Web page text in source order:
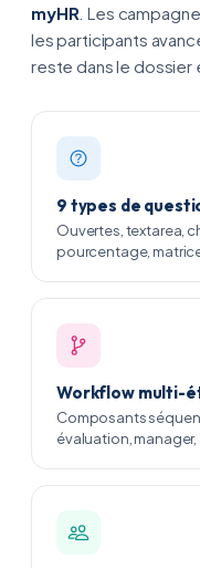
myHR . Les
les participants
reste dans le dossier
9 types de
Ouvertes, textarea,
pourcentage,
Workflow multi-
Composants
évaluation,